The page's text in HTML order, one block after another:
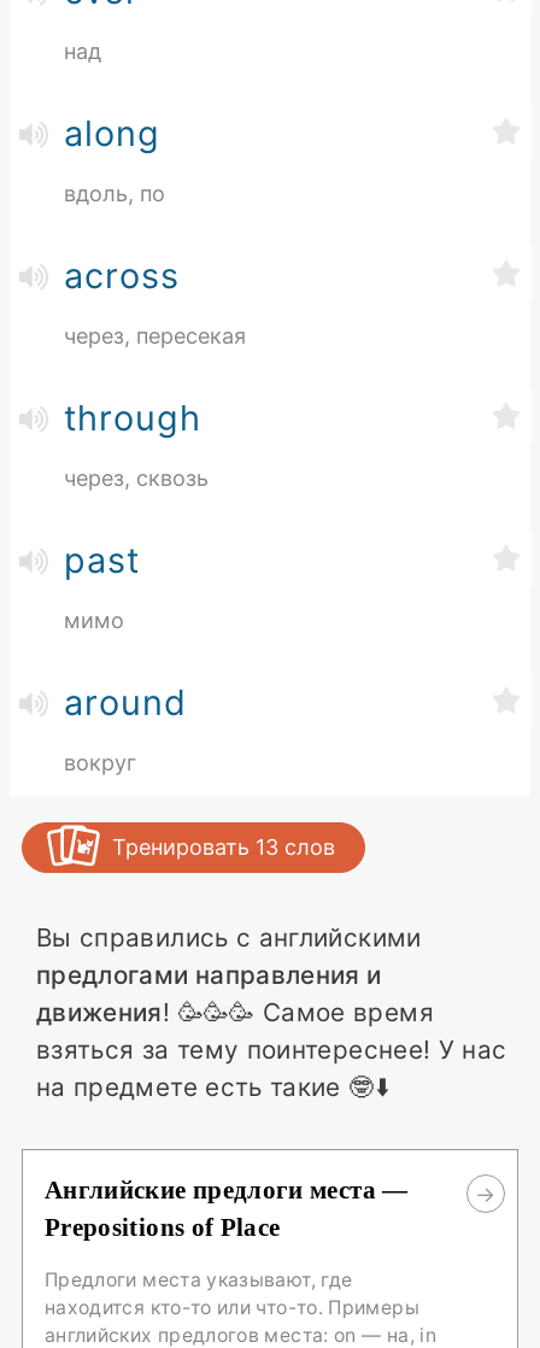
над
along
вдоль, по
across
через, пересекая
through
через, сквозь
past
мимо
around
вокруг
Тренировать 13 слов
Вы справились с английскими
предлогами направления и
движения! 🥳🥳🥳 Самое время
взяться за тему поинтереснее! У нас
на предмете есть такие 🤓⬇️
Английские предлоги места —
Prepositions of Place
Предлоги места указывают, где
находится кто-то или что-то. Примеры
английских предлогов места: on — на, in